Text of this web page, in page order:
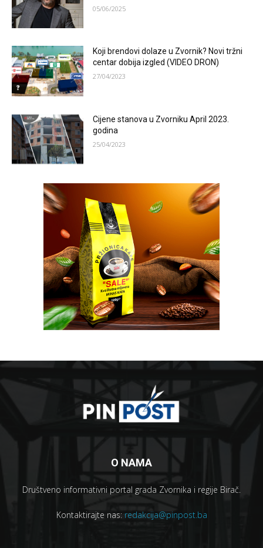
05/06/2025
Koji brendovi dolaze u Zvornik? Novi tržni
centar dobija izgled (VIDEO DRON)
27/04/2023
Cijene stanova u Zvorniku April 2023.
godina
25/04/2023
O NAMA
Društveno informativni portal grada Zvornika i regije Birač.
Kontaktirajte nas: redakcija@pinpost.ba